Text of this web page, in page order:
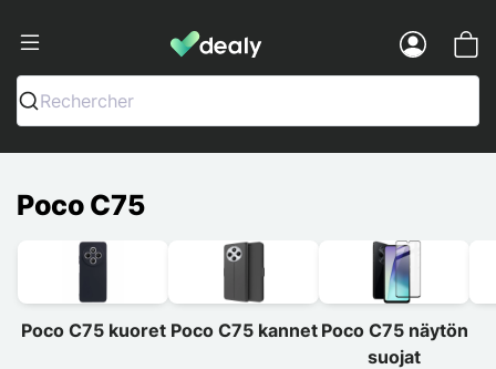
Dealy - Kotelot ja tarvikkeet
Rechercher
Poco C75
Poco C75 kuoret Poco C75 kannet Poco C75 näytön
suojat